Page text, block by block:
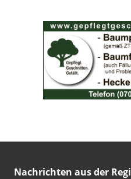
Nachrichten aus der